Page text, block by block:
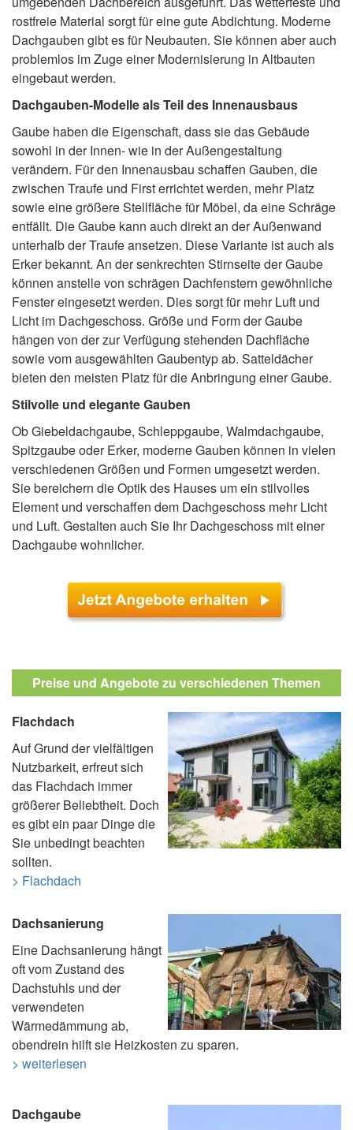
rostfreie Material sorgt für eine gute Abdichtung. Moderne
Dachgauben gibt es für Neubauten. Sie können aber auch
problemlos im Zuge einer Modernisierung in Altbauten
eingebaut werden.
Dachgauben-Modelle als Teil des Innenausbaus
Gaube haben die Eigenschaft, dass sie das Gebäude
sowohl in der Innen- wie in der Außengestaltung
verändern. Für den Innenausbau schaffen Gauben, die
zwischen Traufe und First errichtet werden, mehr Platz
sowie eine größere Stellfläche für Möbel, da eine Schräge
entfällt. Die Gaube kann auch direkt an der Außenwand
unterhalb der Traufe ansetzen. Diese Variante ist auch als
Erker bekannt. An der senkrechten Stirnseite der Gaube
können anstelle von schrägen Dachfenstern gewöhnliche
Fenster eingesetzt werden. Dies sorgt für mehr Luft und
Licht im Dachgeschoss. Größe und Form der Gaube
hängen von der zur Verfügung stehenden Dachfläche
sowie vom ausgewählten Gaubentyp ab. Satteldächer
bieten den meisten Platz für die Anbringung einer Gaube.
Stilvolle und elegante Gauben
Ob Giebeldachgaube, Schleppgaube, Walmdachgaube,
Spitzgaube oder Erker, moderne Gauben können in vielen
verschiedenen Größen und Formen umgesetzt werden.
Sie bereichern die Optik des Hauses um ein stilvolles
Element und verschaffen dem Dachgeschoss mehr Licht
und Luft. Gestalten auch Sie Ihr Dachgeschoss mit einer
Dachgaube wohnlicher.
Preise und Angebote zu verschiedenen Themen
Flachdach
Auf Grund der vielfältigen
Nutzbarkeit, erfreut sich
das Flachdach immer
größerer Beliebtheit. Doch
es gibt ein paar Dinge die
Sie unbedingt beachten
sollten.
> Flachdach
Dachsanierung
Eine Dachsanierung hängt
oft vom Zustand des
Dachstuhls und der
verwendeten
Wärmedämmung ab,
obendrein hilft sie Heizkosten zu sparen.
> weiterlesen
Dachgaube